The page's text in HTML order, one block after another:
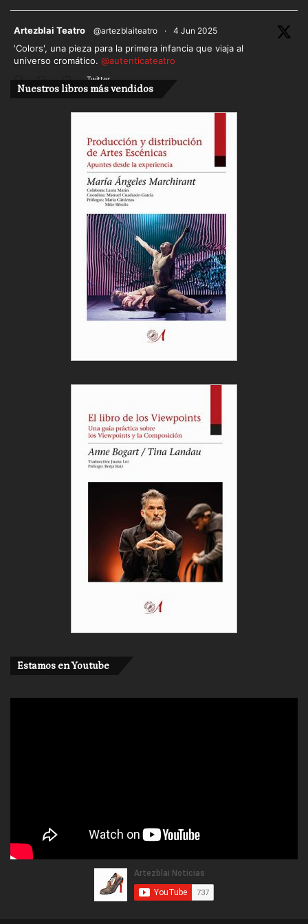
Artezblai Teatro @artezblaiteatro · 4 Jun 2025
'Colors', una pieza para la primera infancia que viaja al
universo cromático. @autenticateatro
Twitter
Cargar más
Nuestros libros más vendidos
Estamos en Youtube